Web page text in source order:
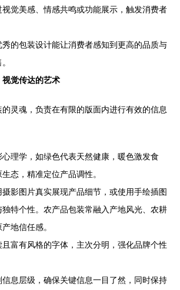
视觉美感、情感共鸣或功能展示，触发消费者
秀的包装设计能让消费者感知到更高的品质与
觉传达的艺术
灵魂，负责在有限的版面内进行有效的信息
心理学，如绿色代表天然健康，暖色激发食
态，精准定位产品调性。
摄影图片真实展现产品细节，或使用手绘插图
特个性。农产品包装常融入产地风光、农耕
地信任感。
且富有风格的字体，主次分明，强化品牌个性
信息层级，确保关键信息一目了然，同时保持